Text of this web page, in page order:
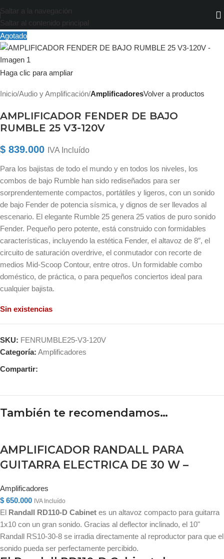
Saltar a la navegación
Saltar al contenido principal
Agotado
Haga clic para ampliar
Inicio Audio y Amplificación AmplificadoresVolver a productos
AMPLIFICADOR FENDER DE BAJO
RUMBLE 25 V3-120V
$ 839.000 IVA Incluído
Para los bajistas de todo el mundo y en todos los niveles, los
combos de bajo Rumble han sido rediseñados para ser
sorprendentemente compactos, portátiles y ligeros, con un sonido
de bajo Fender de potencia sísmica, y dignos de ser llevados al
escenario. El elegante Rumble 25 genera 25 vatios de puro sonido
Fender. Pequeño pero potente, está construido con formidables
características, incluyendo la estética Fender, el altavoz de 8″, el
circuito de saturación overdrive, el conmutador con recorte de
medios Mid-Scoop Contour, entre otros. Un formidable combo
doméstico, de práctica, o para pequeños conciertos ideal para
cualquier bajista.
Sin existencias
SKU: FENRUMBLE25-V3-120V
Categoría: Amplificadores
Compartir:
También te recomendamos…
AMPLIFICADOR RANDALL PARA
GUITARRA ELECTRICA DE 30 W –
Amplificadores
$ 650.000 IVA Incluído
El Randall RD110-D Cabinet es un altavoz compacto para guitarra
1x10 con un gran sonido. Gracias al deflector inclinado, el 10"
Randall RS10-30-8 se irradia directamente al reproductor para que el
sonido pueda ser perfectamente percibido.